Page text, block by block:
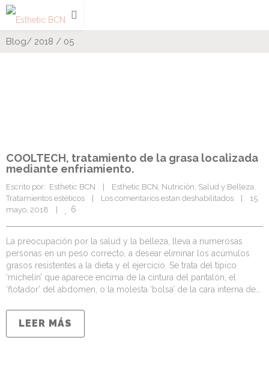
Blog/ 2018 / 05
COOLTECH, tratamiento de la grasa localizada
mediante enfriamiento.
Escrito por:  Esthetic BCN    | Esthetic BCN, Nutrición, Salud y Belleza
Tratamientos estéticos
Los comentarios estan deshabilitados
    |    15
mayo, 2018    |
6
La preocupación por la salud y la belleza, lleva a numerosas
personas en un peso correcto, a desear eliminar los acúmulos
grasos resistentes a la dieta y el ejercicio. Se trata del típico
‘michelín’ que aparece encima de la cintura del pantalón, el
‘flotador’ del abdomen, o la molesta ‘bolsa’ de la cara interna de…
LEER MÁS